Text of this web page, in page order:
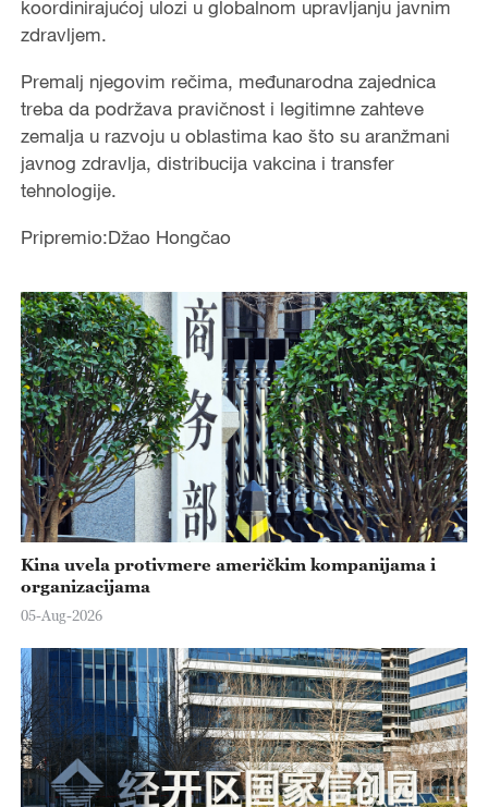
koordinirajućoj ulozi u globalnom upravljanju javnim
zdravljem.
Premalj njegovim rečima, međunarodna zajednica
treba da podržava pravičnost i legitimne zahteve
zemalja u razvoju u oblastima kao što su aranžmani
javnog zdravlja, distribucija vakcina i transfer
tehnologije.
Pripremio:Džao Hongčao
Kina uvela protivmere američkim kompanijama i
organizacijama
05-Aug-2026